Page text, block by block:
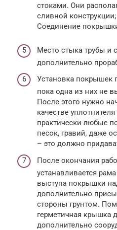
стоками. Они
сливной конструкции;
Соединение
Место стыка трубы и
дополнительно
Установка покрышек
пока одна из них не
После этого нужно
качестве
практически любые
песок, гравий, даже
– это должно
После окончания
устанавливается
выступа покрышки
дополнительно
стороны грунтом.
герметичная крышка
дополнительно